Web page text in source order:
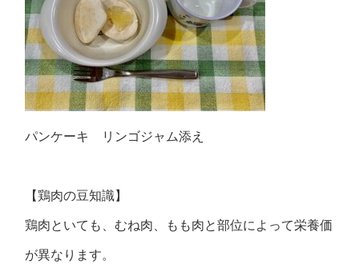
パンケーキ リンゴジャム添え
【鶏肉の豆知識】
鶏肉といても、むね肉、もも肉と部位によって栄養価
が異なります。